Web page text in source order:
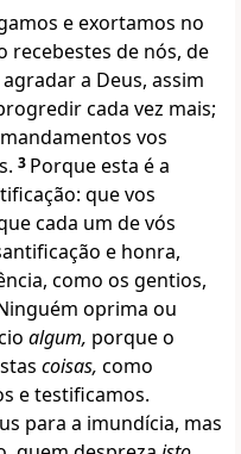
e exortamos no
recebestes de nós, de
a Deus, assim
cada vez mais;
vos
3 Porque esta é a
que vos
cada um de vós
e honra,
como os gentios,
oprima ou
algum, porque o
coisas, como
e testificamos.
para a imundícia, mas